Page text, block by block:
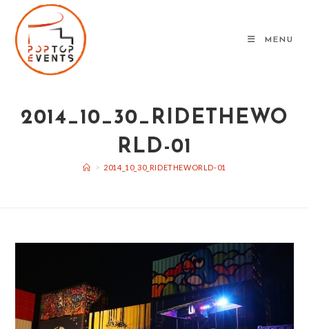
content
MENU
2014_10_30_RIDETHEWO
RLD-01
> 2014_10_30_RIDETHEWORLD-01